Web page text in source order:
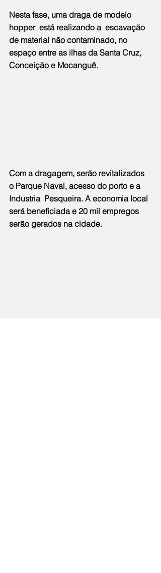
Nesta fase, uma draga de modelo
hopper  está realizando a  escavação
de material não contaminado, no
espaço entre as ilhas da Santa Cruz,
Conceição e Mocanguê.
Com a dragagem, serão revitalizados
o Parque Naval, acesso do porto e a
Industria  Pesqueira. A economia local
será beneficiada e 20 mil empregos
serão gerados na cidade.